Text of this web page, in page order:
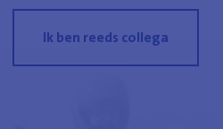
Ik ben reeds collega